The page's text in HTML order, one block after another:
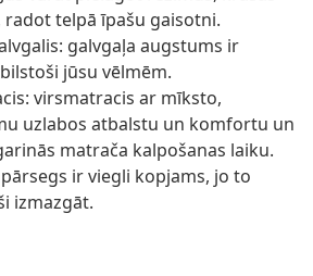
telpā īpašu gaisotni.
galvgaļa augstums ir
jūsu vēlmēm.
virsmatracis ar mīksto,
uzlabos atbalstu un komfortu un
matrača kalpošanas laiku.
ir viegli kopjams, jo to
izmazgāt.